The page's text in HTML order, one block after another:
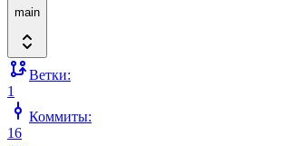
main
Ветки:
1
Коммиты:
16